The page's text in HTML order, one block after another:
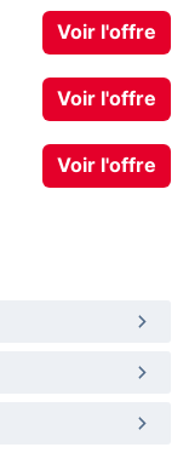
Voir l'offre
Voir l'offre
Voir l'offre